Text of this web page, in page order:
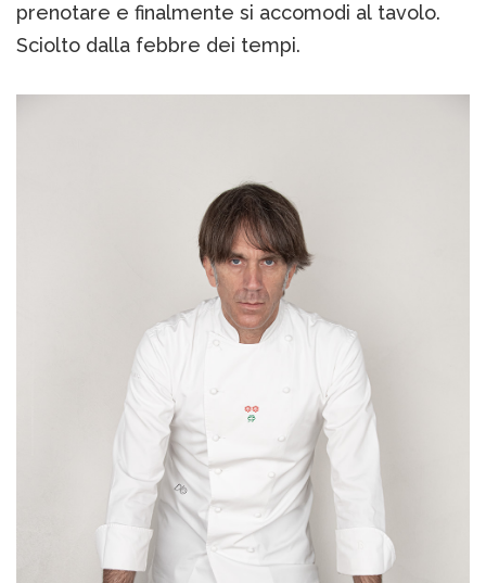
prenotare e finalmente si accomodi al tavolo.
Sciolto dalla febbre dei tempi.